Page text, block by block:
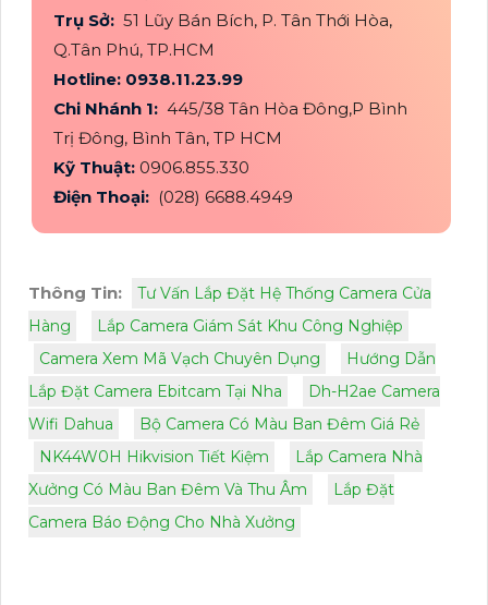
Trụ Sở: 51 Lũy Bán Bích, P. Tân Thới Hòa,
Q.Tân Phú, TP.HCM
Hotline: 0938.11.23.99
Chi Nhánh 1: 445/38 Tân Hòa Đông,P Bình
Trị Đông, Bình Tân, TP HCM
Kỹ Thuật: 0906.855.330
Điện Thoại: (028) 6688.4949
Thông Tin:
Tư Vấn Lắp Đặt Hệ Thống Camera Cửa
Hàng
Lắp Camera Giám Sát Khu Công Nghiệp
Camera Xem Mã Vạch Chuyên Dụng
Hướng Dẫn
Lắp Đặt Camera Ebitcam Tại Nha
Dh-H2ae Camera
Wifi Dahua
Bộ Camera Có Màu Ban Đêm Giá Rẻ
NK44W0H Hikvision Tiết Kiệm
Lắp Camera Nhà
Xưởng Có Màu Ban Đêm Và Thu Âm
Lắp Đặt
Camera Báo Động Cho Nhà Xưởng